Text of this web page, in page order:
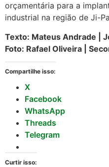
orçamentária para a
industrial na região de Ji-
Texto: Mateus Andrade |
Foto: Rafael Oliveira |
Compartilhe isso:
X
Facebook
WhatsApp
Threads
Telegram
Curtir isso: